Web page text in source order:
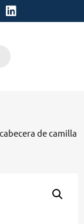
de camilla